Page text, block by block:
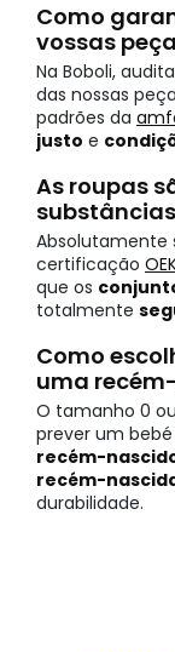
Como
vossas
Na Boboli,
das nossas
padrões da
justo e
As roupas
Absolutamente
certificação
que os
totalmente
Como
uma
O tamanho 0
prever um
recém-
recém-
durabilidade.